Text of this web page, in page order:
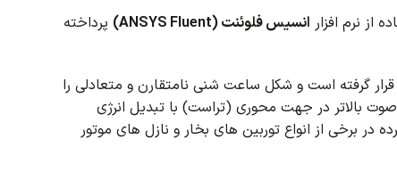
از نرم افزار انسیس فلوئنت (ANSYS Fluent)
پرداخته
گرفته است و شکل ساعت شنی نامتقارن و متعادلی را
بالاتر در جهت محوری (تراست) با تبدیل انرژی
در برخی از انواع توربین های بخار و نازل های موتور